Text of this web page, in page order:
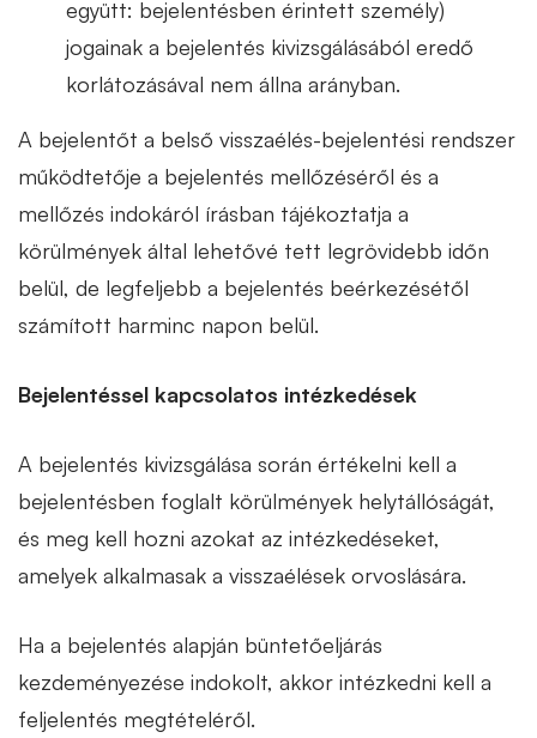
együtt: bejelentésben érintett személy)
jogainak a bejelentés kivizsgálásából eredő
korlátozásával nem állna arányban.
A bejelentőt a belső visszaélés-bejelentési rendszer
működtetője a bejelentés mellőzéséről és a
mellőzés indokáról írásban tájékoztatja a
körülmények által lehetővé tett legrövidebb időn
belül, de legfeljebb a bejelentés beérkezésétől
számított harminc napon belül.
Bejelentéssel kapcsolatos intézkedések
A bejelentés kivizsgálása során értékelni kell a
bejelentésben foglalt körülmények helytállóságát,
és meg kell hozni azokat az intézkedéseket,
amelyek alkalmasak a visszaélések orvoslására.
Ha a bejelentés alapján büntetőeljárás
kezdeményezése indokolt, akkor intézkedni kell a
feljelentés megtételéről.